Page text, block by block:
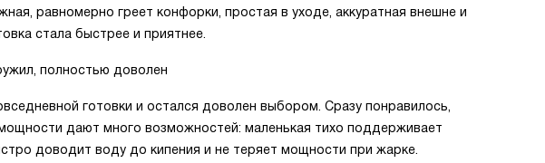
равномерно греет конфорки, простая в уходе, аккуратная внешне и
стала быстрее и приятнее.
полностью доволен
готовки и остался доволен выбором. Сразу понравилось,
дают много возможностей: маленькая тихо поддерживает
доводит воду до кипения и не теряет мощности при жарке.